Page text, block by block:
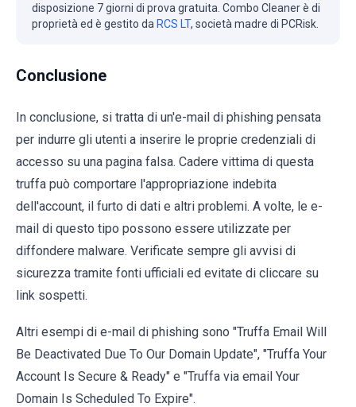
disposizione 7 giorni di prova gratuita. Combo Cleaner è di
proprietà ed è gestito da RCS LT, società madre di PCRisk.
Conclusione
In conclusione, si tratta di un'e-mail di phishing pensata
per indurre gli utenti a inserire le proprie credenziali di
accesso su una pagina falsa. Cadere vittima di questa
truffa può comportare l'appropriazione indebita
dell'account, il furto di dati e altri problemi. A volte, le e-
mail di questo tipo possono essere utilizzate per
diffondere malware. Verificate sempre gli avvisi di
sicurezza tramite fonti ufficiali ed evitate di cliccare su
link sospetti.
Altri esempi di e-mail di phishing sono "Truffa Email Will
Be Deactivated Due To Our Domain Update", "Truffa Your
Account Is Secure & Ready" e "Truffa via email Your
Domain Is Scheduled To Expire".